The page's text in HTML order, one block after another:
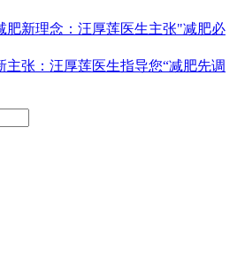
肥新理念：汪厚莲医生主张"减肥必
主张：汪厚莲医生指导您“减肥先调